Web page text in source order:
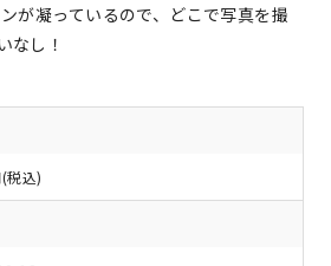
が凝っているので、どこで写真を撮
なし！
込)